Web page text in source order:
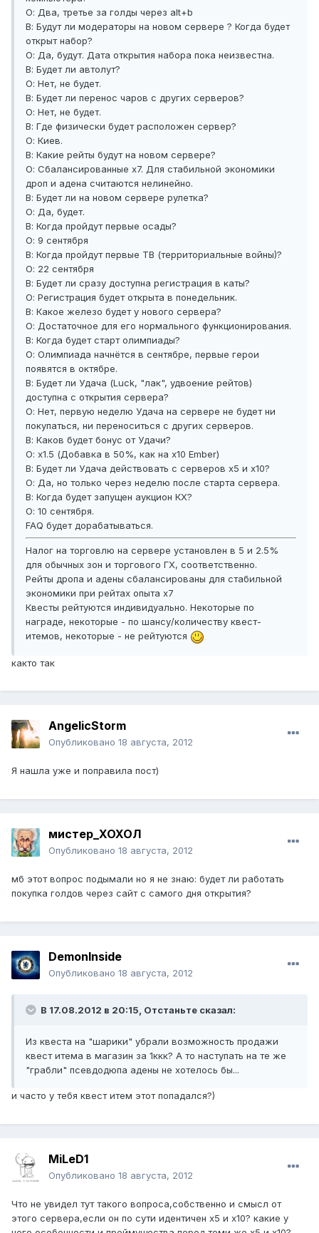
О: Два, третье за голды через alt+b
В: Будут ли модераторы на новом сервере ? Когда будет
открыт набор?
О: Да, будут. Дата открытия набора пока неизвестна.
В: Будет ли автолут?
О: Нет, не будет.
В: Будет ли перенос чаров с других серверов?
О: Нет, не будет.
В: Где физически будет расположен сервер?
О: Киев.
В: Какие рейты будут на новом сервере?
О: Сбалансированные х7. Для стабильной экономики
дроп и адена считаются нелинейно.
В: Будет ли на новом сервере рулетка?
О: Да, будет.
В: Когда пройдут первые осады?
О: 9 сентября
В: Когда пройдут первые ТВ (территориальные войны)?
О: 22 сентября
В: Будет ли сразу доступна регистрация в каты?
О: Регистрация будет открыта в понедельник.
В: Какое железо будет у нового сервера?
О: Достаточное для его нормального функционирования.
В: Когда будет старт олимпиады?
О: Олимпиада начнётся в сентябре, первые герои
появятся в октябре.
В: Будет ли Удача (Luck, "лак", удвоение рейтов)
доступна с открытия сервера?
О: Нет, первую неделю Удача на сервере не будет ни
покупаться, ни переноситься с других серверов.
В: Каков будет бонус от Удачи?
О: х1.5 (Добавка в 50%, как на x10 Ember)
В: Будет ли Удача действовать с серверов х5 и х10?
О: Да, но только через неделю после старта сервера.
В: Когда будет запущен аукцион КХ?
О: 10 сентября.
FAQ будет дорабатываться.
Налог на торговлю на сервере установлен в 5 и 2.5%
для обычных зон и торгового ГХ, соответственно.
Рейты дропа и адены сбалансированы для стабильной
экономики при рейтах опыта x7
Квесты рейтуются индивидуально. Некоторые по
награде, некоторые - по шансу/количеству квест-
итемов, некоторые - не рейтуются
както так
AngelicStorm
Опубликовано 18 августа, 2012
Я нашла уже и поправила пост)
мистер_ХОХОЛ
Опубликовано 18 августа, 2012
мб этот вопрос подымали но я не знаю: будет ли работать
покупка голдов через сайт с самого дня открытия?
DemonInside
Опубликовано 18 августа, 2012
В 17.08.2012 в 20:15, Отстаньте сказал:
Из квеста на "шарики" убрали возможность продажи
квест итема в магазин за 1ккк? А то наступать на те же
"грабли" псевдодюпа адены не хотелось бы...
и часто у тебя квест итем этот попадался?)
MiLeD1
Опубликовано 18 августа, 2012
Что не увидел тут такого вопроса,собственно и смысл от
этого сервера,если он по сути идентичен х5 и х10? какие у